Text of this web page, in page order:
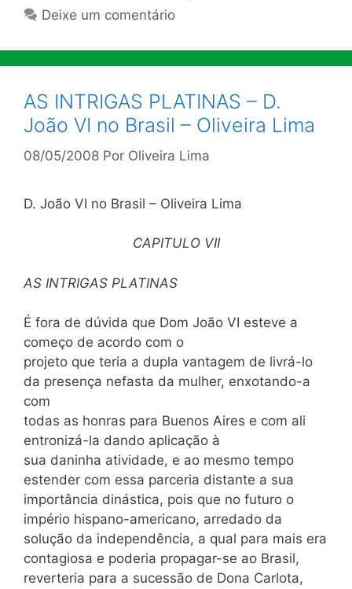
Deixe um comentário
AS INTRIGAS PLATINAS – D.
João VI no Brasil – Oliveira Lima
08/05/2008 Por Oliveira Lima
D. João VI no Brasil – Oliveira Lima
CAPITULO VII
AS INTRIGAS PLATINAS
É fora de dúvida que Dom João VI esteve a
começo de acordo com o
projeto que teria a dupla vantagem de livrá-lo
da presença nefasta da mulher, enxotando-a
com
todas as honras para Buenos Aires e com ali
entronizá-la dando aplicação à
sua daninha atividade, e ao mesmo tempo
estender com essa parceria distante a sua
importância dinástica, pois que no futuro o
império hispano-americano, arredado da
solução da independência, a qual para mais era
contagiosa e poderia propagar-se ao Brasil,
reverteria para a sucessão de Dona Carlota,